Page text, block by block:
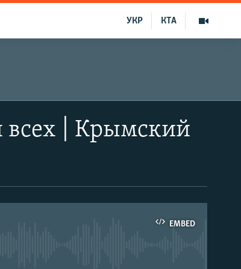
КТА
УКР
всех | Крымский
EMBED